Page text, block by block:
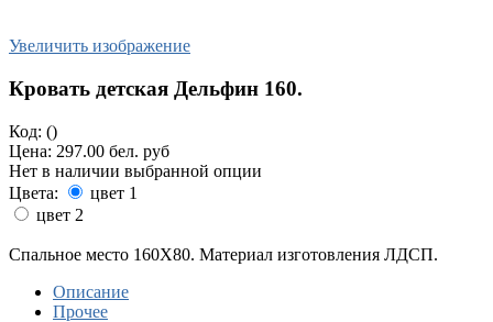
Увеличить изображение
Кровать детская Дельфин 160.
Код: ()
Цена: 297.00 бел. руб
Нет в наличии выбранной опции
Цвета:
цвет 1
цвет 2
Спальное место 160Х80. Материал изготовления ЛДСП.
Описание
Прочее